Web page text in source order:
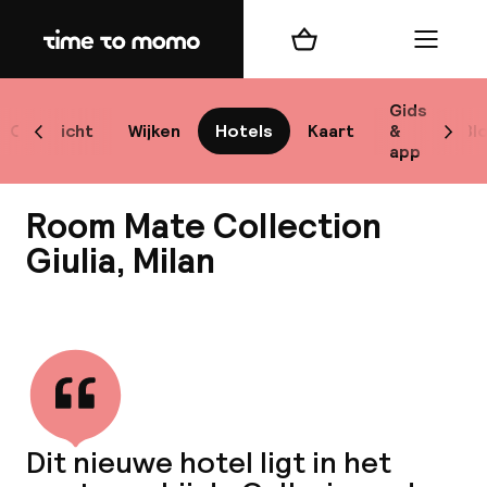
Home
Overzicht Wijken Hotels Kaart
Gids
&
app
Scroll naar links
Winkelmand Menu
Room Mate Collection
Giulia, Milan
Dit nieuwe hotel ligt in het